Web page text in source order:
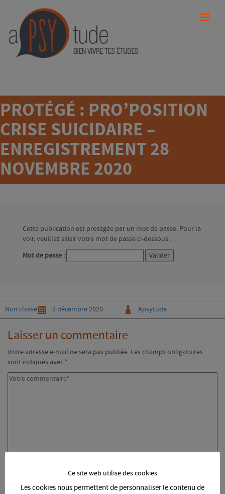
PROTÉGÉ : PRO’POSITION
CRISE SUICIDAIRE –
ENREGISTREMENT 28
NOVEMBRE 2020
Cette publication est protégée par un mot de passe. Pour la
voir, veuillez saisir votre mot de passe ci-dessous :
Mot de passe :
Categories
Non classé
Posté
le
3 décembre 2020 Auteur
Apsytude
Laisser un commentaire
Votre adresse e-mail ne sera pas publiée. Les champs obligatoires
sont indiqués avec *
Ce site web utilise des cookies
Les cookies nous permettent de personnaliser le contenu de